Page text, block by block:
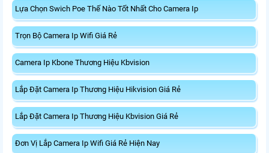
Lựa Chọn Swich Poe Thế Nào Tốt Nhất Cho Camera Ip
Trọn Bộ Camera Ip Wifi Giá Rẻ
Camera Ip Kbone Thương Hiệu Kbvision
Lắp Đặt Camera Ip Thương Hiệu Hikvision Giá Rẻ
Lắp Đặt Camera Ip Thương Hiệu Kbvision Giá Rẻ
Đơn Vị Lắp Camera Ip Wifi Giá Rẻ Hiện Nay